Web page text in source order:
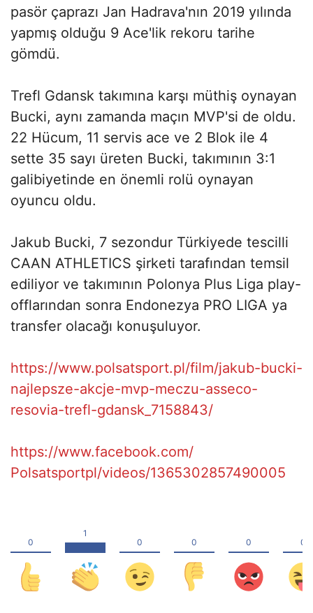
pasör çaprazı Jan Hadrava'nın 2019 yılında
yapmış olduğu 9 Ace'lik rekoru tarihe
gömdü.
Trefl Gdansk takımına karşı müthiş oynayan
Bucki, aynı zamanda maçın MVP'si de oldu.
22 Hücum, 11 servis ace ve 2 Blok ile 4
sette 35 sayı üreten Bucki, takımının 3:1
galibiyetinde en önemli rolü oynayan
oyuncu oldu.
Jakub Bucki, 7 sezondur Türkiyede tescilli
CAAN ATHLETICS şirketi tarafından temsil
ediliyor ve takımının Polonya Plus Liga play-
offlarından sonra Endonezya PRO LIGA ya
transfer olacağı konuşuluyor.
https://www.polsatsport.pl/film/jakub-bucki-
najlepsze-akcje-mvp-meczu-asseco-
resovia-trefl-gdansk_7158843/
https://www.facebook.com/
Polsatsportpl/videos/1365302857490005